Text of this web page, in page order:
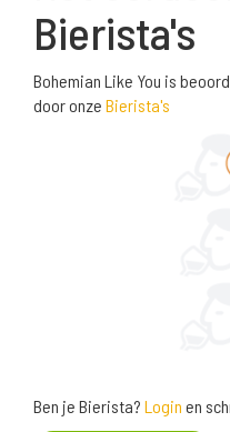
Bierista's
Bohemian Like You is
door onze Bierista's
Ben je Bierista? Login en